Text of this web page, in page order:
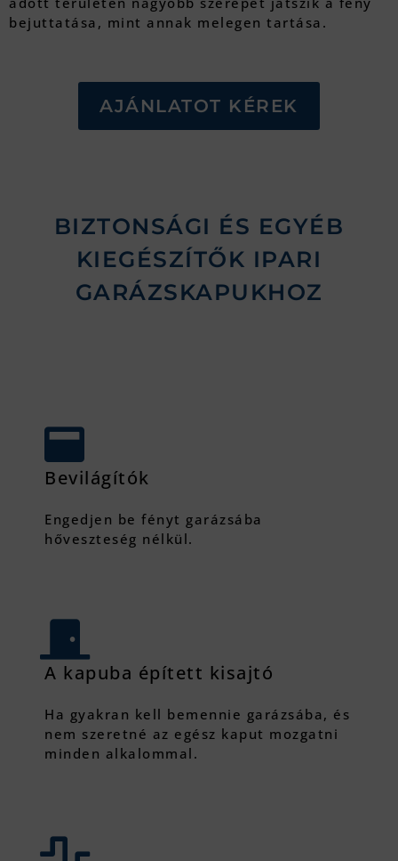
bejuttatása, mint annak melegen tartása.
AJÁNLATOT KÉREK
BIZTONSÁGI ÉS EGYÉB
KIEGÉSZÍTŐK IPARI
GARÁZSKAPUKHOZ
Bevilágítók
Engedjen be fényt garázsába
hőveszteség nélkül.
A kapuba épített kisajtó
Ha gyakran kell bemennie garázsába, és
nem szeretné az egész kaput mozgatni
minden alkalommal.